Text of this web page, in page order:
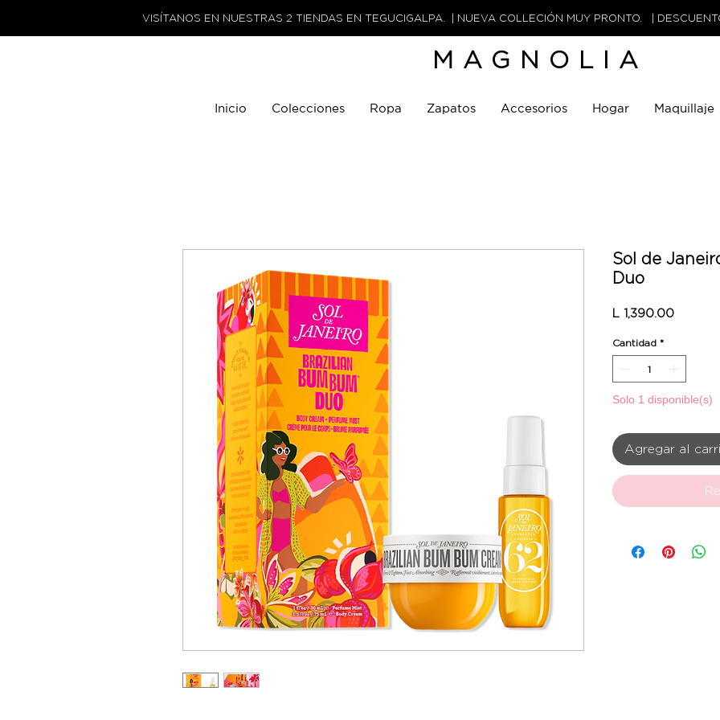
VISÍTANOS EN NUESTRAS 2 TIENDAS EN TEGUCIGALPA. | NUEVA COLLECIÓN MUY PRONTO. |
MAGNOLIA
Inicio Colecciones Ropa Zapatos Accesorios Hogar Maquillaje
Sol de
Duo
L 1,390.00Precio
Cantidad *
Solo 1 disponible(s)
Agregar al